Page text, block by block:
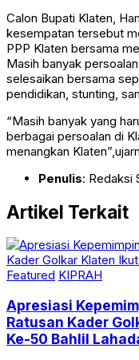
Calon Bupati Klaten,
kesempatan tersebut
PPP Klaten bersama
Masih banyak
selesaikan bersama
pendidikan, stunting,
“Masih banyak yang
berbagai persoalan di
menangkan
Penulis: Redaksi
Artikel Terkait
Featured KIPRAH
Apresiasi
Ratusan Kader
Ke-50 Bahlil